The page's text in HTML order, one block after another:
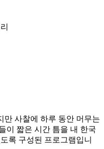
만 사찰에 하루 동안 머무는
이 짧은 시간 틈을 내 한국
록 구성된 프로그램입니